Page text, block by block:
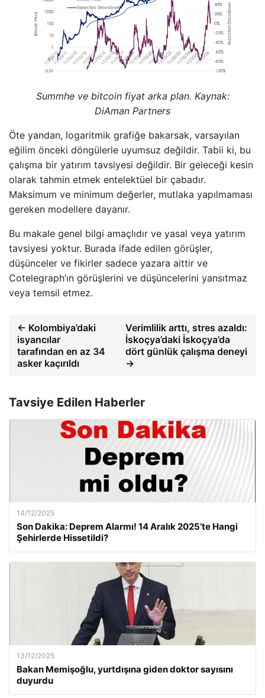
Summhe ve bitcoin fiyat arka plan. Kaynak:
DiAman Partners
Öte yandan, logaritmik grafiğe bakarsak, varsayılan
eğilim önceki döngülerle uyumsuz değildir. Tabii ki, bu
çalışma bir yatırım tavsiyesi değildir. Bir geleceği kesin
olarak tahmin etmek entelektüel bir çabadır.
Maksimum ve minimum değerler, mutlaka yapılmaması
gereken modellere dayanır.
Bu makale genel bilgi amaçlıdır ve yasal veya yatırım
tavsiyesi yoktur. Burada ifade edilen görüşler,
düşünceler ve fikirler sadece yazara aittir ve
Cotelegraph’ın görüşlerini ve düşüncelerini yansıtmaz
veya temsil etmez.
← Kolombiya’daki
isyancılar
tarafından en az 34
asker kaçırıldı
Verimlilik arttı, stres azaldı:
İskoçya’daki İskoçya’da
dört günlük çalışma deneyi
→
Tavsiye Edilen Haberler
14/12/2025
Son Dakika: Deprem Alarmı! 14 Aralık 2025’te Hangi
Şehirlerde Hissetildi?
13/12/2025
Bakan Memişoğlu, yurtdışına giden doktor sayısını
duyurdu